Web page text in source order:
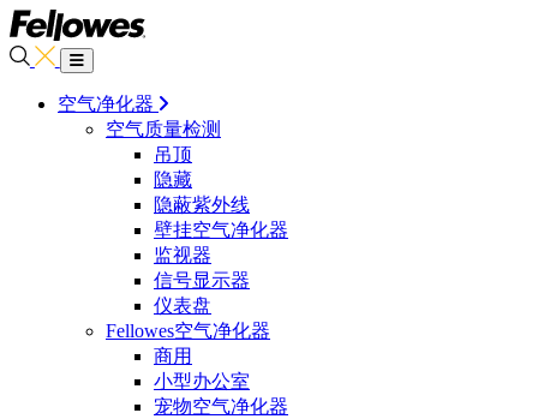
空气净化器
空气质量检测
吊顶
隐藏
隐蔽紫外线
壁挂空气净化器
监视器
信号显示器
仪表盘
Fellowes空气净化器
商用
小型办公室
宠物空气净化器